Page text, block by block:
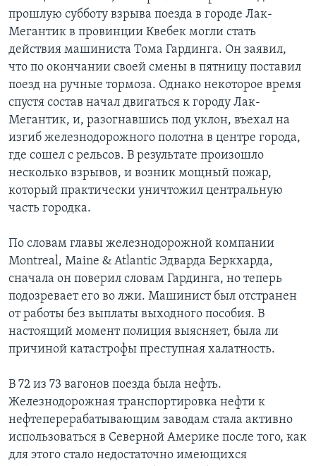
прошлую субботу взрыва поезда в городе Лак-
Мегантик в провинции Квебек могли стать
действия машиниста Тома Гардинга. Он заявил,
что по окончании своей смены в пятницу поставил
поезд на ручные тормоза. Однако некоторое время
спустя состав начал двигаться к городу Лак-
Мегантик, и, разогнавшись под уклон, въехал на
изгиб железнодорожного полотна в центре города,
где сошел с рельсов. В результате произошло
несколько взрывов, и возник мощный пожар,
который практически уничтожил центральную
часть городка.
По словам главы железнодорожной компании
Montreal, Maine & Atlantic Эдварда Беркхарда,
сначала он поверил словам Гардинга, но теперь
подозревает его во лжи. Машинист был отстранен
от работы без выплаты выходного пособия. В
настоящий момент полиция выясняет, была ли
причиной катастрофы преступная халатность.
В 72 из 73 вагонов поезда была нефть.
Железнодорожная транспортировка нефти к
нефтеперерабатывающим заводам стала активно
использоваться в Северной Америке после того, как
для этого стало недостаточно имеющихся